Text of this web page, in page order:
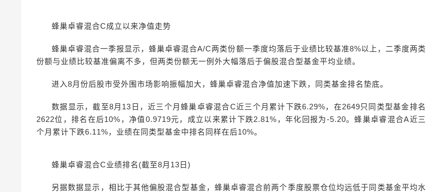
蜂巢卓睿混合C成立以来净值走势
蜂巢卓睿混合一季报显示，蜂巢卓睿混合A/C两类份额一季度均落后于业绩比较基准8%以上，二季度两类
份额与业绩比较基准偏离不多，但两类份额无一例外大幅落后于偏股混合型基金平均业绩。
进入8月份后股市受外围市场影响振幅加大，蜂巢卓睿混合净值加速下跌，同类基金排名垫底。
数据显示，截至8月13日，近三个月蜂巢卓睿混合C近三个月累计下跌6.29%，在2649只同类型基金排名
2622位，排名在后10%，净值0.9719元，成立以来累计下跌2.81%，年化回报为-5.20。蜂巢卓睿混合A近三
个月累计下跌6.11%，业绩在同类型基金中排名同样在后10%。
蜂巢卓睿混合C业绩排名(截至8月13日)
另据数据显示，相比于其他偏股混合型基金，蜂巢卓睿混合前两个季度股票仓位均远低于同类基金平均水